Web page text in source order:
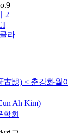
2
라
古題) < 춘강화월
Ah Kim)
학회